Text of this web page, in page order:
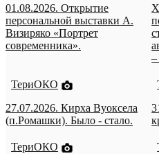
01.08.2026. Открытие
персональной выставки А.
Визиряко «Портрет
современника».
ТериОКО
27.07.2026. Кирха Вуоксела
(п.Ромашки). Было - стало.
ТериОКО